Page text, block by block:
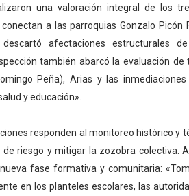
inspeccionan espacios del
MasterClass en el marco del
Elías avanza con plan de asfaltado
Arnaldo Sánchez apadrina a
Regional llega a Pueblo
una valoración integral de los
a las parroquias Gonzalo Picón
descartó afectaciones estructurales
también abarcó la evaluación
Peña), Arias y las
y educación».
responden al monitoreo histórico y
de riesgo y mitigar la zozobra colectiva.
fase formativa y comunitaria:
en los planteles escolares, las